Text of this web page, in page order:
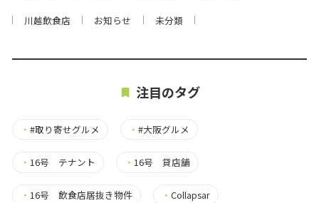
川越飲食店 お知らせ 未分類
注目のタグ
・ #取り寄せグルメ ・#大阪グルメ
・ 16号 テナント ・16号 貸店舗
・ 16号 飲食店居抜き物件 ・Collapsar